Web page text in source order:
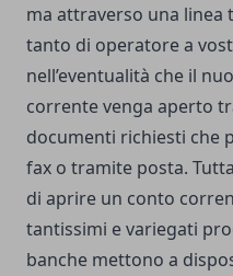
ma attraverso una linea
tanto di operatore a
nell’eventualità che il
corrente venga aperto
documenti richiesti che
fax o tramite posta.
di aprire un conto
tantissimi e variegati
banche mettono a